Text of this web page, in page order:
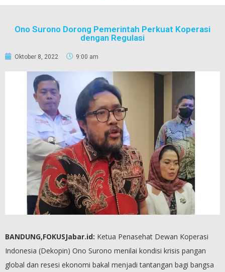
Ono Surono Dorong Pemerintah Perkuat Koperasi
dengan Regulasi
Oktober 8, 2022 9:00 am
BANDUNG,FOKUSJabar.id: Ketua Penasehat Dewan Koperasi
Indonesia (Dekopin) Ono Surono menilai kondisi krisis pangan
global dan resesi ekonomi bakal menjadi tantangan bagi bangsa